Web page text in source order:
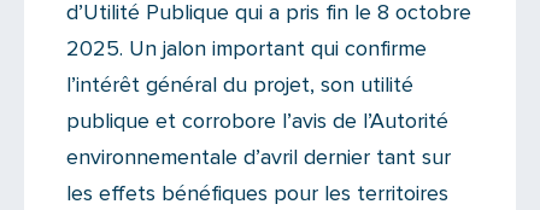
d’Utilité Publique qui a pris fin le 8 octobre
2025. Un jalon important qui confirme
l’intérêt général du projet, son utilité
publique et corrobore l’avis de l’Autorité
environnementale d’avril dernier tant sur
les effets bénéfiques pour les territoires